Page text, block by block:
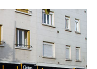
et Marie Curie
- 93150